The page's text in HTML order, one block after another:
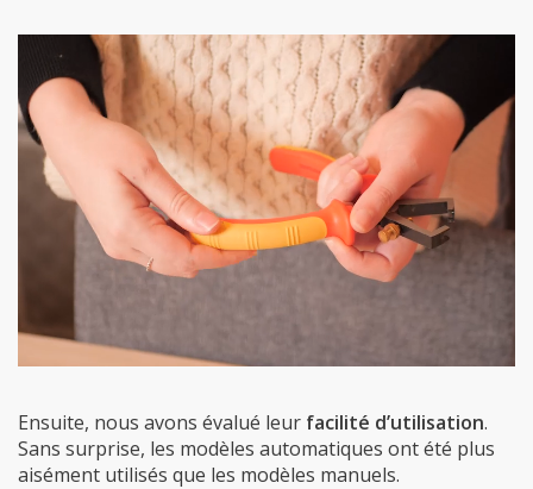
Ensuite, nous avons évalué leur facilité d’utilisation.
Sans surprise, les modèles automatiques ont été plus
aisément utilisés que les modèles manuels.